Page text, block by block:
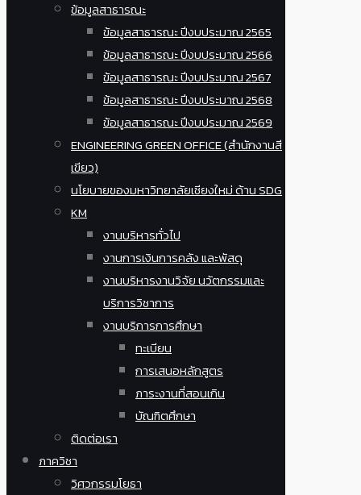
ข้อมูลสาธารณะ
ข้อมูลสาธารณะ ปีงบประมาณ 2565
ข้อมูลสาธารณะ ปีงบประมาณ 2566
ข้อมูลสาธารณะ ปีงบประมาณ 2567
ข้อมูลสาธารณะ ปีงบประมาณ 2568
ข้อมูลสาธารณะ ปีงบประมาณ 2569
ENGINEERING GREEN OFFICE (สำนักงานสี
เขียว)
นโยบายของมหาวิทยาลัยเชียงใหม่ ด้าน SDG
KM
งานบริหารทั่วไป
งานการเงินการคลัง และพัสดุ
งานบริหารงานวิจัย นวัตกรรมและ
บริการวิชาการ
งานบริการการศึกษา
ทะเบียน
การเสนอหลักสูตร
ภาระงานที่สอนเกิน
บัณฑิตศึกษา
ติดต่อเรา
ภาควิชา
วิศวกรรมโยธา